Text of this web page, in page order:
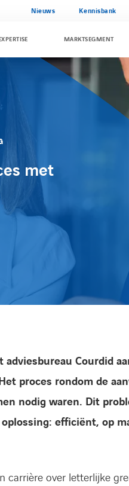
Nieuws Kennisbank
MARKTSEGMENT
met
Courdid
proces rondom de
nodig waren. Dit
efficiënt, op
carrière over letterlijke